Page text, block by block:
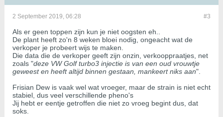
#3
2 September 2019, 06:28
Als er geen toppen zijn kun je niet oogsten eh..
De plant heeft zo'n 8 weken bloei nodig, ongeacht wat de
verkoper je probeert wijs te maken.
Die data die de verkoper geeft zijn onzin, verkooppraatjes, net
zoals "deze VW Golf turbo3 injectie is van een oud vrouwtje
geweest en heeft altijd binnen gestaan, mankeert niks aan".
Frisian Dew is vaak wel wat vroeger, maar de strain is niet echt
stabiel, dus veel verschillende pheno's
Jij hebt er eentje getroffen die niet zo vroeg begint dus, dat
soks.